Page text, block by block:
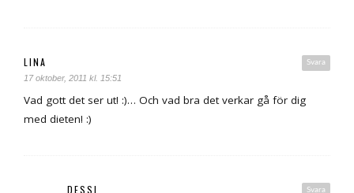
Svara
LINA
17 oktober, 2011 kl. 15:51
Vad gott det ser ut! :)… Och vad bra det verkar gå för dig
med dieten! :)
Svara
DESSI